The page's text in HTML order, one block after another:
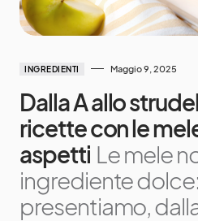
INGREDIENTI Maggio 9, 2025
Dalla A allo
ricette con le
aspetti Le mele
ingrediente
presentiamo,